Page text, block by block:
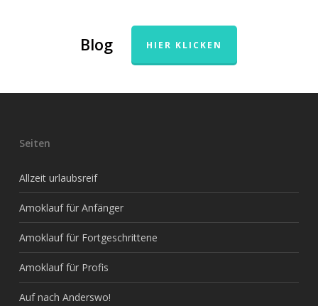
Blog HIER KLICKEN
Seiten
Allzeit urlaubsreif
Amoklauf für Anfänger
Amoklauf für Fortgeschrittene
Amoklauf für Profis
Auf nach Anderswo!